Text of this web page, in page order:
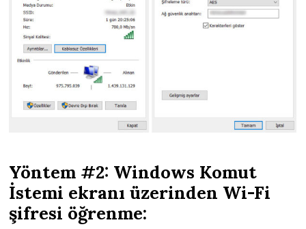
Yöntem #2: Windows Komut
İstemi ekranı üzerinden Wi-Fi
şifresi öğrenme: